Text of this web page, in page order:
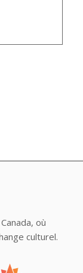
où
culturel.